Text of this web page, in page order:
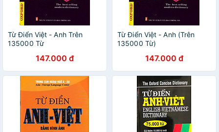
Từ Điển Việt - Anh Trên
135000 Từ
147.000 đ
Từ Điển Việt - Anh (Trên
135000 Từ)
147.000 đ